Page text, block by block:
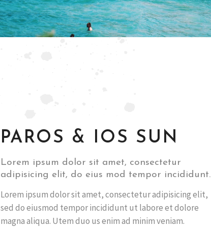
PAROS & IOS SUN
Lorem ipsum dolor sit amet, consectetur
adipisicing elit, do eius mod tempor incididunt.
Lorem ipsum dolor sit amet, consectetur adipisicing elit,
sed do eiusmod tempor incididunt ut labore et dolore
magna aliqua. Utem duo us enim ad minim veniam.